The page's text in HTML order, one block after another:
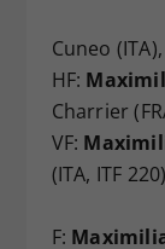
Cuneo
HF:
Charrier
VF:
(ITA, ITF
F: